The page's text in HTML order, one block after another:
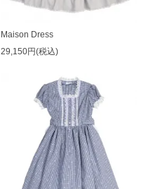
Maison Dress
29,150円(税込)